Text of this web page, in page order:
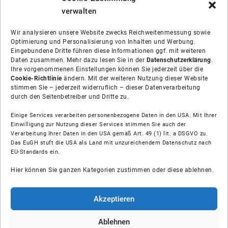
verwalten
Wir analysieren unsere Website zwecks Reichweitenmessung sowie
Optimierung und Personalisierung von Inhalten und Werbung.
Eingebundene Dritte führen diese Informationen ggf. mit weiteren
Daten zusammen. Mehr dazu lesen Sie in der Datenschutzerklärung.
Ihre vorgenommenen Einstellungen können Sie jederzeit über die
Cookie-Richtlinieändern. Mit der weiteren Nutzung dieser Website
stimmen Sie – jederzeit widerruflich – dieser Datenverarbeitung
durch den Seitenbetreiber und Dritte zu.
Einige Services verarbeiten personenbezogene Daten in den USA. Mit Ihrer
Einwilligung zur Nutzung dieser Services stimmen Sie auch der
Verarbeitung Ihrer Daten in den USA gemäß Art. 49 (1) lit. a DSGVO zu.
Das EuGH stuft die USA als Land mit unzureichendem Datenschutz nach
EU-Standards ein.
Hier können Sie ganzen Kategorien zustimmen oder diese ablehnen.
Akzeptieren
Ablehnen
Über uns
Soziale Medien